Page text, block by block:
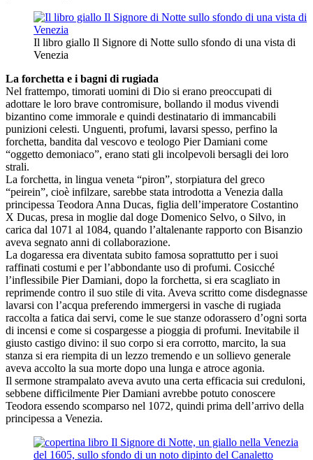
Il libro giallo Il Signore di Notte sullo sfondo di una vista di
Venezia
La forchetta e i bagni di rugiada
Nel frattempo, timorati uomini di Dio si erano preoccupati di
adottare le loro brave contromisure, bollando il modus vivendi
bizantino come immorale e quindi destinatario di immancabili
punizioni celesti. Unguenti, profumi, lavarsi spesso, perfino la
forchetta, bandita dal vescovo e teologo Pier Damiani come
“oggetto demoniaco”, erano stati gli incolpevoli bersagli dei loro
strali.
La forchetta, in lingua veneta “piron”, storpiatura del greco
“peirein”, cioè infilzare, sarebbe stata introdotta a Venezia dalla
principessa Teodora Anna Ducas, figlia dell’imperatore Costantino
X Ducas, presa in moglie dal doge Domenico Selvo, o Silvo, in
carica dal 1071 al 1084, quando l’altalenante rapporto con Bisanzio
aveva segnato anni di collaborazione.
La dogaressa era diventata subito famosa soprattutto per i suoi
raffinati costumi e per l’abbondante uso di profumi. Cosicché
l’inflessibile Pier Damiani, dopo la forchetta, si era scagliato in
reprimende contro il suo stile di vita. Aveva scritto come disdegnasse
lavarsi con l’acqua preferendo immergersi in vasche di rugiada
raccolta a fatica dai servi, come le sue stanze odorassero d’ogni sorta
di incensi e come si cospargesse a pioggia di profumi. Inevitabile il
giusto castigo divino: il suo corpo si era corrotto, marcito, la sua
stanza si era riempita di un lezzo tremendo e un sollievo generale
aveva accolto la sua morte dopo una lunga e atroce agonia.
Il sermone strampalato aveva avuto una certa efficacia sui creduloni,
sebbene difficilmente Pier Damiani avrebbe potuto conoscere
Teodora essendo scomparso nel 1072, quindi prima dell’arrivo della
principessa a Venezia.